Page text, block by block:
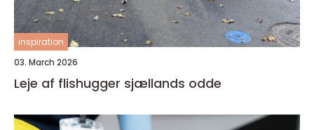
inspiration
03. March 2026
Leje af flishugger sjællands odde